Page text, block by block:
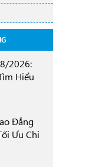
2026:
Hiểu
Đẳng
Ưu Chi